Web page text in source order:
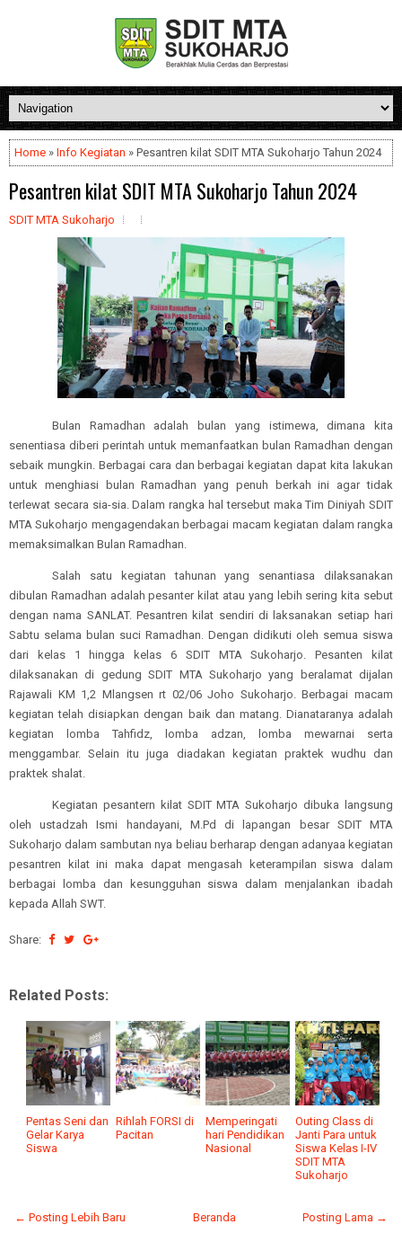
Home » Info Kegiatan » Pesantren kilat SDIT MTA Sukoharjo Tahun 2024
Pesantren kilat SDIT MTA Sukoharjo Tahun 2024
SDIT MTA Sukoharjo
Bulan Ramadhan adalah bulan yang istimewa, dimana kita
senentiasa diberi perintah untuk memanfaatkan bulan Ramadhan dengan
sebaik mungkin. Berbagai cara dan berbagai kegiatan dapat kita lakukan
untuk menghiasi bulan Ramadhan yang penuh berkah ini agar tidak
terlewat secara sia-sia. Dalam rangka hal tersebut maka Tim Diniyah SDIT
MTA Sukoharjo mengagendakan berbagai macam kegiatan dalam rangka
memaksimalkan Bulan Ramadhan.
Salah satu kegiatan tahunan yang senantiasa dilaksanakan
dibulan Ramadhan adalah pesanter kilat atau yang lebih sering kita sebut
dengan nama SANLAT. Pesantren kilat sendiri di laksanakan setiap hari
Sabtu selama bulan suci Ramadhan. Dengan didikuti oleh semua siswa
dari kelas 1 hingga kelas 6 SDIT MTA Sukoharjo. Pesanten kilat
dilaksanakan di gedung SDIT MTA Sukoharjo yang beralamat dijalan
Rajawali KM 1,2 Mlangsen rt 02/06 Joho Sukoharjo. Berbagai macam
kegiatan telah disiapkan dengan baik dan matang. Dianataranya adalah
kegiatan lomba Tahfidz, lomba adzan, lomba mewarnai serta
menggambar. Selain itu juga diadakan kegiatan praktek wudhu dan
praktek shalat.
Kegiatan pesantern kilat SDIT MTA Sukoharjo dibuka langsung
oleh ustadzah Ismi handayani, M.Pd di lapangan besar SDIT MTA
Sukoharjo dalam sambutan nya beliau berharap dengan adanyaa kegiatan
pesantren kilat ini maka dapat mengasah keterampilan siswa dalam
berbagai lomba dan kesungguhan siswa dalam menjalankan ibadah
kepada Allah SWT.
Share:
Related Posts:
Pentas Seni dan
Gelar Karya
Siswa
Rihlah FORSI di
Pacitan
Memperingati
hari Pendidikan
Nasional
Outing Class di
Janti Para untuk
Siswa Kelas I-IV
SDIT MTA
Sukoharjo
← Posting Lebih Baru Posting Lama →
Beranda